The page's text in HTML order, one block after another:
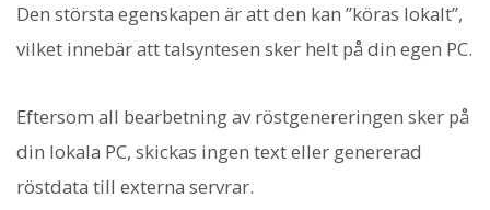
Den största egenskapen är att den kan ”köras lokalt”,
vilket innebär att talsyntesen sker helt på din egen PC.
Eftersom all bearbetning av röstgenereringen sker på
din lokala PC, skickas ingen text eller genererad
röstdata till externa servrar.